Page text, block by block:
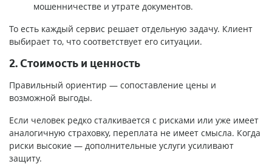
мошенничестве и утрате документов.
То есть каждый сервис решает отдельную задачу. Клиент
выбирает то, что соответствует его ситуации.
2. Стоимость и ценность
Правильный ориентир — сопоставление цены и
возможной выгоды.
Если человек редко сталкивается с рисками или уже имеет
аналогичную страховку, переплата не имеет смысла. Когда
риски высокие — дополнительные услуги усиливают
защиту.